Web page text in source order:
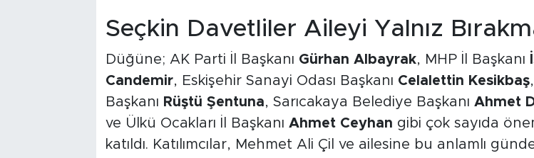
Seçkin Davetliler Aileyi Yalnız
Düğüne; AK Parti İl Başkanı Gürhan Albayrak, MHP İl Başkanı
Candemir, Eskişehir Sanayi Odası Başkanı Celalettin Kesikbaş
Başkanı Rüştü Şentuna, Sarıcakaya Belediye Başkanı Ahmet
ve Ülkü Ocakları İl Başkanı Ahmet Ceyhan gibi çok sayıda
katıldı. Katılımcılar, Mehmet Ali Çil ve ailesine bu anlamlı